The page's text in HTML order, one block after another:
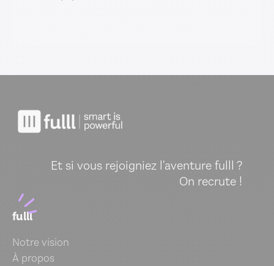
Et si vous rejoigniez l'aventure fulll ?
On recrute !
fulll
Notre vision
À propos